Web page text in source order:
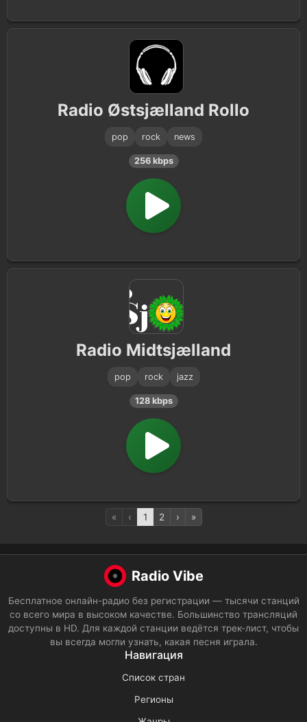
Radio Østsjælland Rollo
pop rock news
256 kbps
Radio Midtsjælland
pop rock jazz
128 kbps
« ‹ 1 2 › »
Radio Vibe
Бесплатное онлайн-радио без регистрации — тысячи станций
со всего мира в высоком качестве. Большинство трансляций
доступны в HD. Для каждой станции ведётся трек-лист, чтобы
вы всегда могли узнать, какая песня играла.
Навигация
Список стран
Регионы